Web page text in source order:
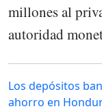
millones al
autoridad
Los depósitos
ahorro en